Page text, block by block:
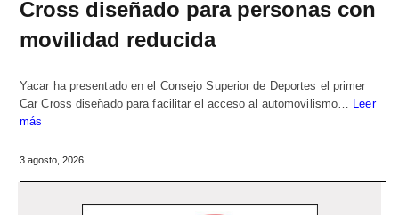
Cross diseñado para personas con
movilidad reducida
Yacar ha presentado en el Consejo Superior de Deportes el primer
Car Cross diseñado para facilitar el acceso al automovilismo…
Leer
más
3 agosto, 2026